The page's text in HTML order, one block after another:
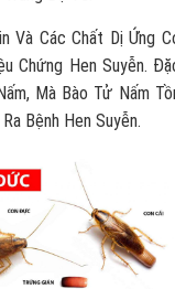
Và Các Chất Dị Ứng
Chứng Hen Suyễn.
Mà Bào Tử Nấm
Bệnh Hen Suyễn.